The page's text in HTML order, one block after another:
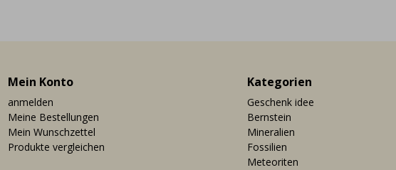
Mein Konto
anmelden
Meine Bestellungen
Mein Wunschzettel
Produkte vergleichen
Kategorien
Geschenk idee
Bernstein
Mineralien
Fossilien
Meteoriten